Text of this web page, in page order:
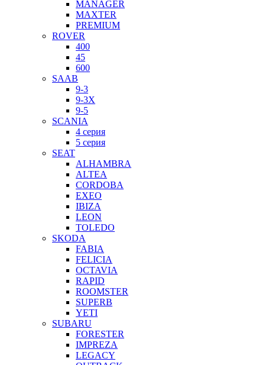
MANAGER
MAXTER
PREMIUM
ROVER
400
45
600
SAAB
9-3
9-3X
9-5
SCANIA
4 серия
5 серия
SEAT
ALHAMBRA
ALTEA
CORDOBA
EXEO
IBIZA
LEON
TOLEDO
SKODA
FABIA
FELICIA
OCTAVIA
RAPID
ROOMSTER
SUPERB
YETI
SUBARU
FORESTER
IMPREZA
LEGACY